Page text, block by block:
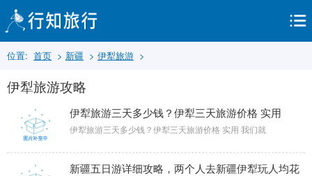
位置: 首页 > 新疆 > 伊犁旅游 >
伊犁旅游攻略
伊犁旅游三天多少钱？伊犁三天旅游价格 实用
伊犁旅游三天多少钱？伊犁三天旅游价格 实用 我们就
新疆五日游详细攻略，两个人去新疆伊犁玩人均花